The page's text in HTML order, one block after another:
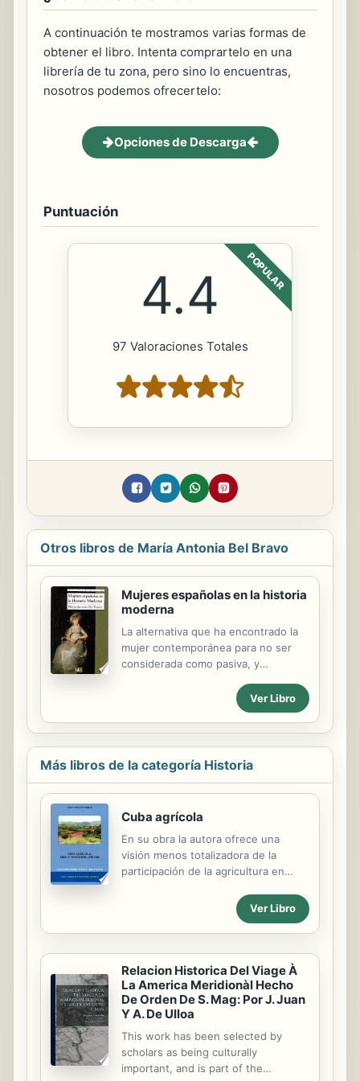
A continuación te mostramos varias formas de
obtener el libro. Intenta comprartelo en una
librería de tu zona, pero sino lo encuentras,
nosotros podemos ofrecertelo:
Opciones de Descarga
Puntuación
POPULAR
4.4
97 Valoraciones Totales
Otros libros de María Antonia Bel Bravo
Mujeres españolas en la historia
moderna
La alternativa que ha encontrado la
mujer contemporánea para no ser
considerada como pasiva, y
ha sido en gran medida la imitación
de los modos de hacer masculinos.
“otros modos de hacer”, de otras
épocas, que salvando las distancias,
pueden responder, quizá con más
acierto, a los retos que tiene
planteados el mundo de hoy. En este
sentido, se analiza el filtro peculiar
con el que observan, interviniendo
dentro de sus posibilidades, los
acontecimientos sociales, políticos,
Ver Libro
Más libros de la categoría Historia
Cuba agrícola
En su obra la autora ofrece una
visión menos totalizadora de la
participación de la agricultura en
valorándola como un elemento de
cierta relevancia en la consecución
de la diversificación agraria.
Conocedora de la historia económica
de cuba, se sirve de sus estudios
para analizar desde la historia social
de la ciencia el proceso
diversificación agrícola iniciado en
cuba a mediados del siglo XIX por los
"reformadores agrícolas", la
aplicación de la ciencia y de los
Ver Libro
Relacion Historica Del Viage À
La America Meridionàl Hecho
De Orden De S. Mag: Por J. Juan
Y A. De Ulloa
This work has been selected by
scholars as being culturally
important, and is part of the